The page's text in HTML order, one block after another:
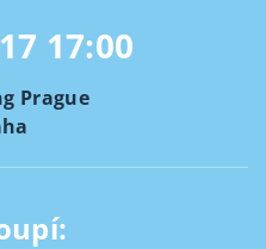
17:00
Prague